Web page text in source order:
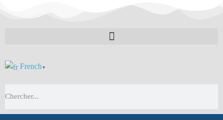
French ▼